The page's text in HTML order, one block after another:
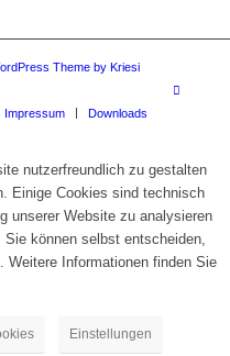
Theme by Kriesi
Impressum
Downloads
nutzerfreundlich zu gestalten
Einige Cookies sind technisch
unserer Website zu analysieren
können selbst entscheiden,
Weitere Informationen finden Sie
Einstellungen